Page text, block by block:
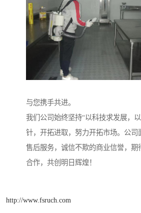
与您携手共进。
我们公司始终坚持“以科技求发展，
针，开拓进取，努力开拓市场。公司
售后服务，诚信不欺的商业信誉，期
合作，共创明日辉煌！
http://www.fsruch.com